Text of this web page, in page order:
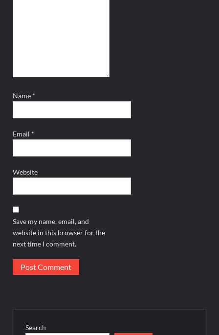
Name *
Email *
Website
Save my name, email, and
website in this browser for the
next time I comment.
Search